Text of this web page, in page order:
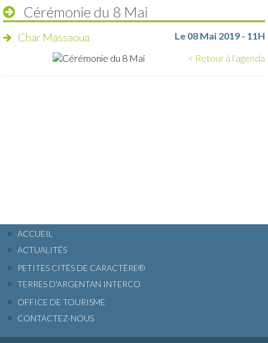
Cérémonie du 8 Mai
Char Massaoua
Le 08 Mai 2019 - 11H
< Retour à l'agenda
ACCUEIL
ACTUALITÉS
PETITES CITÉS DE CARACTÈRE®
TERRES D'ARGENTAN INTERCO
OFFICE DE TOURISME
CONTACTEZ-NOUS